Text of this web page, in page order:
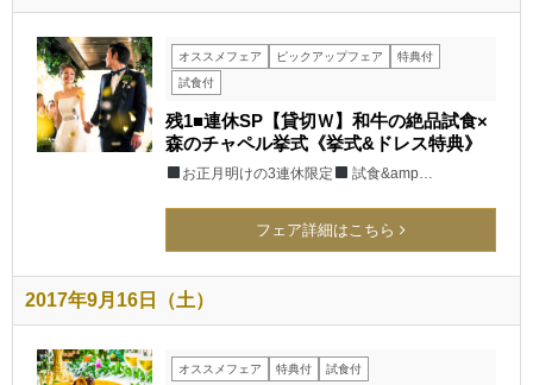
オススメフェア ピックアップフェア
特典付
試食付
残1■連休SP【貸切Ｗ】和牛の絶品試食×
森のチャペル挙式《挙式&ドレス特典》
お正月明けの3連休限定 試食&amp…
フェア詳細はこちら
2017年9月16日（土）
オススメフェア 特典付 試食付